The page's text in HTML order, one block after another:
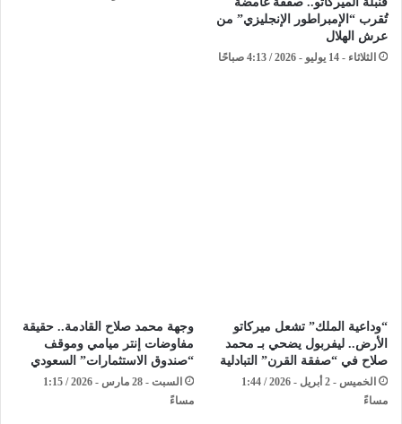
تُقرب “الإمبراطور الإنجليزي” من
عرش الهلال
الثلاثاء - 14 يوليو - 2026 / 4:13 صباحًا
“وداعية الملك” تشعل ميركاتو
الأرض.. ليفربول يضحي بـ محمد
صلاح في “صفقة القرن” التبادلية
الخميس - 2 أبريل - 2026 / 1:44
مساءً
وجهة محمد صلاح القادمة.. حقيقة
مفاوضات إنتر ميامي وموقف
“صندوق الاستثمارات” السعودي ​
السبت - 28 مارس - 2026 / 1:15
مساءً